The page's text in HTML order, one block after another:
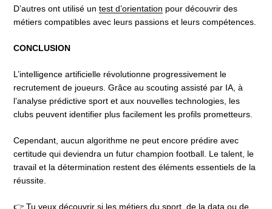
D’autres ont utilisé untest d’orientation pour découvrir des
métiers compatibles avec leurs passions et leurs compétences.
CONCLUSION
L’intelligence artificielle révolutionne progressivement le
recrutement de joueurs. Grâce au scouting assisté par IA, à
l’analyse prédictive sport et aux nouvelles technologies, les
clubs peuvent identifier plus facilement les profils prometteurs.
Cependant, aucun algorithme ne peut encore prédire avec
certitude qui deviendra un futur champion football. Le talent, le
travail et la détermination restent des éléments essentiels de la
réussite.
👉 Tu veux découvrir si les métiers du sport, de la data ou de